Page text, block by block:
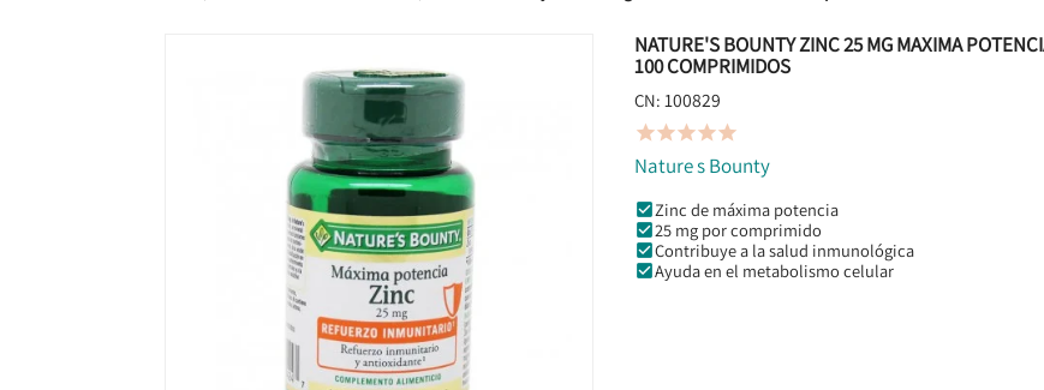
NATURE'S BOUNTY ZINC 25 MG MAXIMA
100 COMPRIMIDOS
CN: 100829

Nature s Bounty
Zinc de máxima potencia
25 mg por comprimido
Contribuye a la salud inmunológica
Ayuda en el metabolismo celular